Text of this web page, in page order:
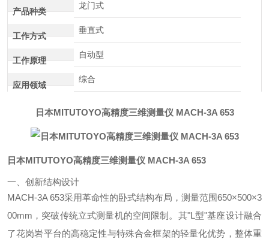
产品种类
龙门式
工作方式
垂直式
工作原理
自动型
应用领域
综合
日本MITUTOYO高精度三维测量仪 MACH-3A 653
日本MITUTOYO高精度三维测量仪 MACH-3A 653
一、创新结构设计
MACH-3A 653采用革命性的卧式结构布局，测量范围650×500×3
00mm，突破传统立式测量机的空间限制。其"L型"基座设计融合
了花岗岩平台的高稳定性与特殊合金框架的轻量化优势，整体重